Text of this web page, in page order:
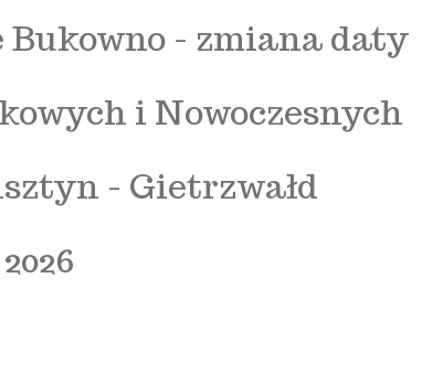
Bukowno - zmiana daty
i Nowoczesnych
- Gietrzwałd